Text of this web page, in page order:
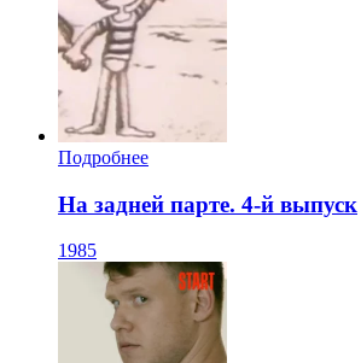
Подробнее
На задней парте. 4-й выпуск
1985